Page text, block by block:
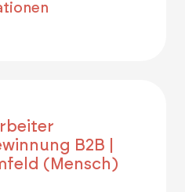
B2B |
(Mensch)